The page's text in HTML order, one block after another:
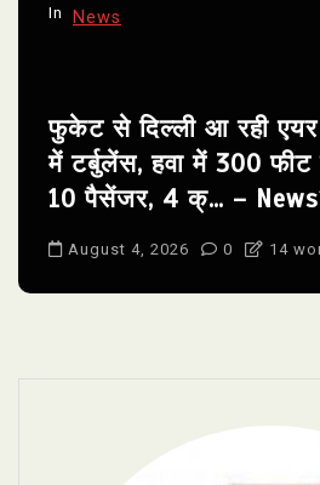
In News
फुकेट से दिल्ली आ रही एयर
में टर्बुलेंस, हवा में 300 फीट
10 पैसेंजर, 4 क्… –
August 4, 2026 0 14